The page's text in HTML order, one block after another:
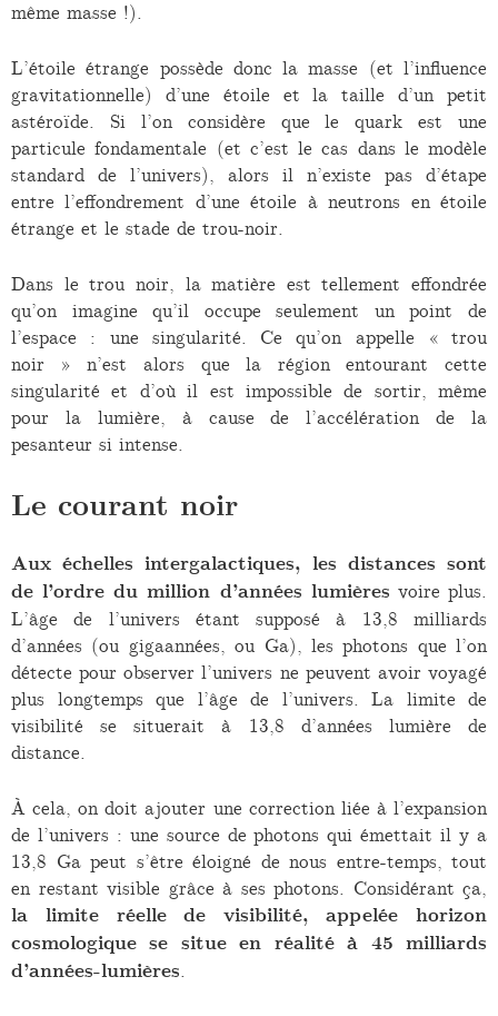
même masse !).
L’étoile étrange possède donc la masse (et l’influence
gravitationnelle) d’une étoile et la taille d’un petit
astéroïde. Si l’on considère que le quark est une
particule fondamentale (et c’est le cas dans le modèle
standard de l’univers), alors il n’existe pas d’étape
entre l’effondrement d’une étoile à neutrons en étoile
étrange et le stade de trou-noir.
Dans le trou noir, la matière est tellement effondrée
qu’on imagine qu’il occupe seulement un point de
l’espace : une singularité. Ce qu’on appelle « trou
noir » n’est alors que la région entourant cette
singularité et d’où il est impossible de sortir, même
pour la lumière, à cause de l’accélération de la
pesanteur si intense.
Le courant noir
Aux échelles intergalactiques, les distances sont
de l’ordre du million d’années lumières voire plus.
L’âge de l’univers étant supposé à 13,8 milliards
d’années (ou gigaannées, ou Ga), les photons que l’on
détecte pour observer l’univers ne peuvent avoir voyagé
plus longtemps que l’âge de l’univers. La limite de
visibilité se situerait à 13,8 d’années lumière de
distance.
À cela, on doit ajouter une correction liée à l’expansion
de l’univers : une source de photons qui émettait il y a
13,8 Ga peut s’être éloigné de nous entre-temps, tout
en restant visible grâce à ses photons. Considérant ça,
la limite réelle de visibilité, appelée horizon
cosmologique se situe en réalité à 45 milliards
d’années-lumières